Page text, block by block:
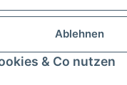
Ablehnen
& Co nutzen
Katalog zur Hand?
Zur Schnellbestellung